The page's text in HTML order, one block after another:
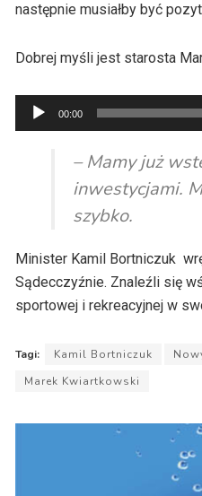
następnie musiałby być
Dobrej myśli jest starosta
Odtwarzacz
plików
dźwiękowych
00:00
– Mamy już
inwestycjami.
szybko.
Minister Kamil Bortniczuk
Sądecczyźnie. Znaleźli się
sportowej i rekreacyjnej w
Tagi: Kamil Bortniczuk
Marek Kwiartkowski